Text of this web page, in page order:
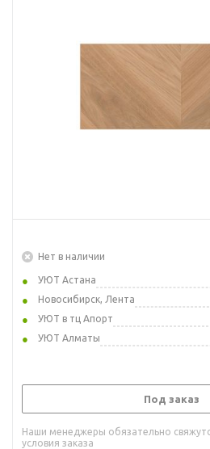
Нет в наличии
УЮТ Астана
Новосибирск, Лента
УЮТ в тц Апорт
УЮТ Алматы
Под заказ
Наши менеджеры обязательно
условия заказа